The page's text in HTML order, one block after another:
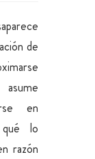
de
en
qué lo
razón